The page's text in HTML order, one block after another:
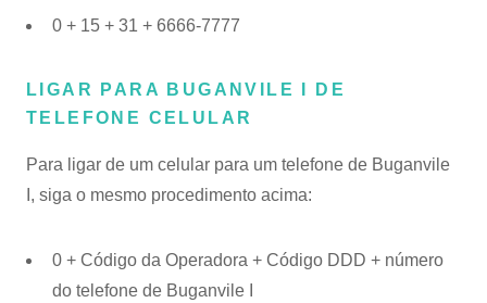
0 + 15 + 31 + 6666-7777
LIGAR PARA BUGANVILE I DE
TELEFONE CELULAR
Para ligar de um celular para um telefone de Buganvile
I, siga o mesmo procedimento acima:
0 + Código da Operadora + Código DDD + número
do telefone de Buganvile I